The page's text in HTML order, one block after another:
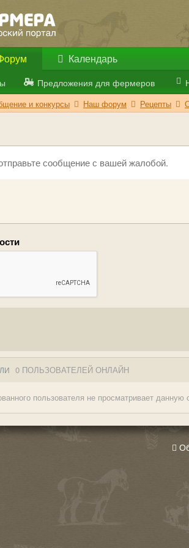
Предложения для фермеров
Календарь
и конкурсы Наш форум Рецепты
сообщение с вашей жалобой.
0 ПОЛЬЗОВАТЕЛЕЙ ОНЛАЙН
пользователя не просматривает данную